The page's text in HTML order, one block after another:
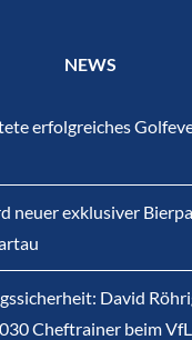
NEWS
erfolgreiches
neuer exklusiver
David
Cheftrainer beim